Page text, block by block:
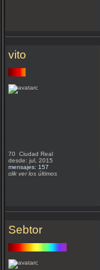
vito
70 Ciudad Real
desde: jul, 2015
mensajes: 157
clik ver los últimos
Sebtor